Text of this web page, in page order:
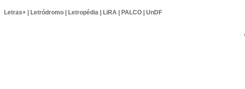
Letras+ Letródromo Letropédia LiRA PALCO UnDF